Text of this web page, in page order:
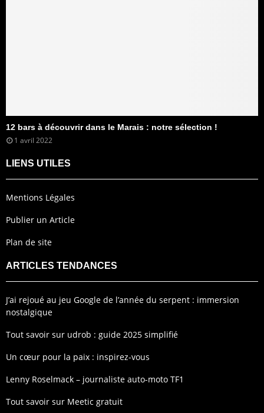
12 bars à découvrir dans le Marais : notre sélection !
1 avril 2022
LIENS UTILES
Mentions Légales
Publier un Article
Plan de site
ARTICLES TENDANCES
J’ai rejoué au jeu Google de l’année du serpent : immersion
nostalgique
Tout savoir sur udrob : guide 2025 simplifié
Un cœur pour la paix : inspirez-vous
Lenny Roselmack – journaliste auto-moto TF1
Tout savoir sur Meetic gratuit